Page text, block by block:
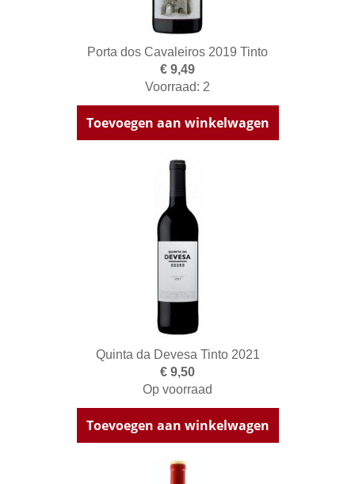
Porta dos Cavaleiros 2019 Tinto
€ 9,49
Voorraad: 2
Toevoegen aan winkelwagen
Quinta da Devesa Tinto 2021
€ 9,50
Op voorraad
Toevoegen aan winkelwagen